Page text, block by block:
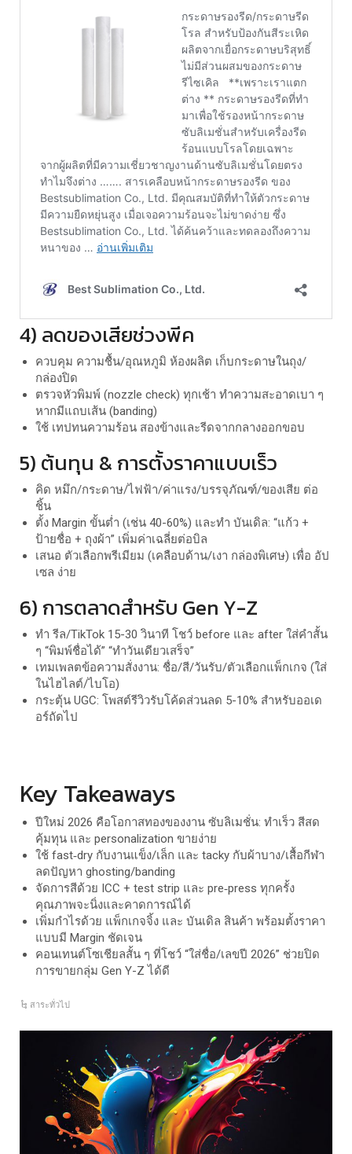
4) ลดของเสียช่วงพีค
ควบคุม ความชื้น/อุณหภูมิ ห้องผลิต เก็บกระดาษในถุง/
กล่องปิด
ตรวจหัวพิมพ์ (nozzle check) ทุกเช้า ทำความสะอาดเบา ๆ
หากมีแถบเส้น (banding)
ใช้ เทปทนความร้อน สองข้างและรีดจากกลางออกขอบ
5) ต้นทุน & การตั้งราคาแบบเร็ว
คิด หมึก/กระดาษ/ไฟฟ้า/ค่าแรง/บรรจุภัณฑ์/ของเสีย ต่อ
ชิ้น
ตั้ง Margin ขั้นต่ำ (เช่น 40-60%) และทำ บันเดิล: “แก้ว +
ป้ายชื่อ + ถุงผ้า” เพิ่มค่าเฉลี่ยต่อบิล
เสนอ ตัวเลือกพรีเมียม (เคลือบด้าน/เงา กล่องพิเศษ) เพื่อ อัป
เซล ง่าย
6) การตลาดสำหรับ Gen Y-Z
ทำ รีล/TikTok 15-30 วินาที โชว์ before และ after ใส่คำสั้น
ๆ “พิมพ์ชื่อได้” “ทำวันเดียวเสร็จ”
เทมเพลตข้อความสั่งงาน: ชื่อ/สี/วันรับ/ตัวเลือกแพ็กเกจ (ใส่
ในไฮไลต์/ไบโอ)
กระตุ้น UGC: โพสต์รีวิวรับโค้ดส่วนลด 5-10% สำหรับออเด
อร์ถัดไป
Key Takeaways
ปีใหม่ 2026 คือโอกาสทองของงาน ซับลิเมชั่น: ทำเร็ว สีสด
คุ้มทุน และ personalization ขายง่าย
ใช้ fast‑dry กับงานแข็ง/เล็ก และ tacky กับผ้าบาง/เสื้อกีฬา
ลดปัญหา ghosting/banding
จัดการสีด้วย ICC + test strip และ pre‑press ทุกครั้ง
คุณภาพจะนิ่งและคาดการณ์ได้
เพิ่มกำไรด้วย แพ็กเกจจิ้ง และ บันเดิล สินค้า พร้อมตั้งราคา
แบบมี Margin ชัดเจน
คอนเทนต์โซเชียลสั้น ๆ ที่โชว์ “ใส่ชื่อ/เลขปี 2026” ช่วยปิด
การขายกลุ่ม Gen Y-Z ได้ดี
สาระทั่วไป